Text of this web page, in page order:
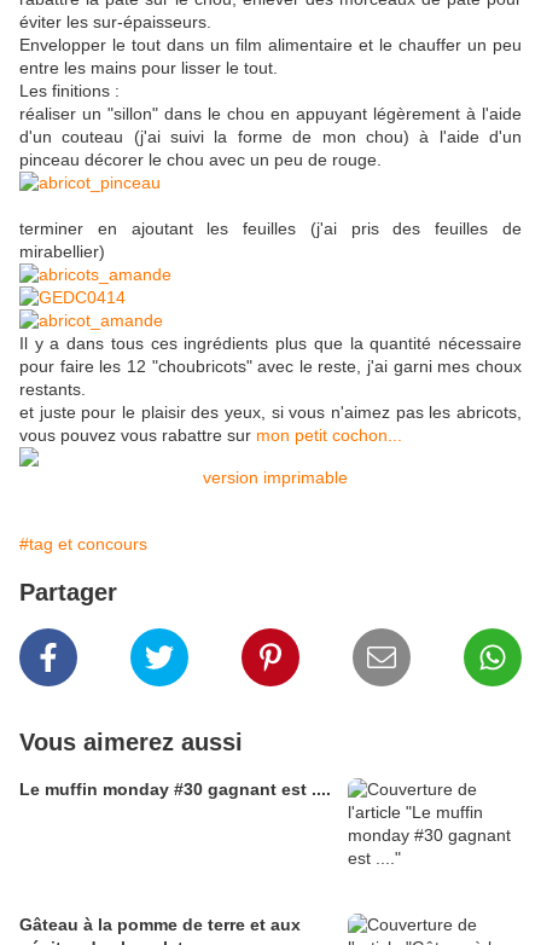
éviter les sur-épaisseurs.
Envelopper le tout dans un film alimentaire et le chauffer un peu
entre les mains pour lisser le tout.
Les finitions :
réaliser un "sillon" dans le chou en appuyant légèrement à l'aide
d'un couteau (j'ai suivi la forme de mon chou) à l'aide d'un
pinceau décorer le chou avec un peu de rouge.
terminer en ajoutant les feuilles (j'ai pris des feuilles de
mirabellier)
Il y a dans tous ces ingrédients plus que la quantité nécessaire
pour faire les 12 "choubricots" avec le reste, j'ai garni mes choux
restants.
et juste pour le plaisir des yeux, si vous n'aimez pas les abricots,
vous pouvez vous rabattre sur mon petit cochon...
version imprimable
#tag et concours
Partager
Vous aimerez aussi
Le muffin monday #30 gagnant est ....
Gâteau à la pomme de terre et aux